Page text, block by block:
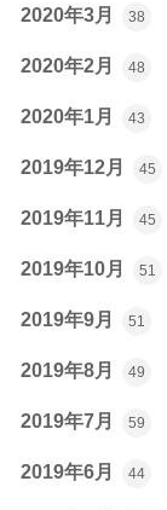
2020年3月 38
2020年2月 48
2020年1月 43
2019年12月 45
2019年11月 45
2019年10月 51
2019年9月 51
2019年8月 49
2019年7月 59
2019年6月 44